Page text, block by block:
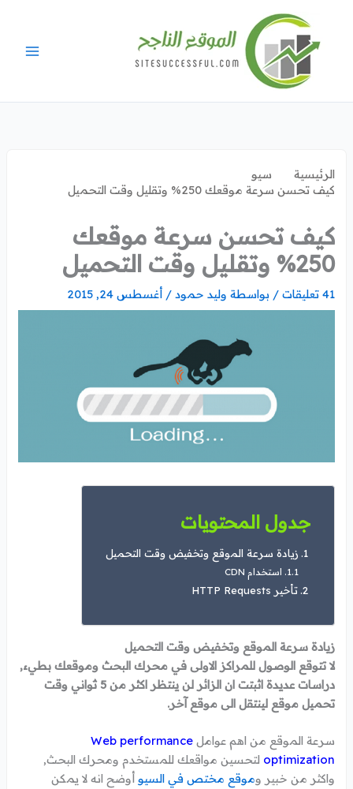
المحتوى
الرئيسية
سيو
كيف تحسن سرعة موقعك 250% وتقليل وقت التحميل
كيف تحسن سرعة موقعك
250% وتقليل وقت التحميل
41 تعليقات / بواسطة وليد حمود/أغسطس 24, 2015
جدول المحتويات
زيادة سرعة الموقع وتخفيض وقت التحميل
استخدام CDN
تأخير HTTP Requests
زيادة سرعة الموقع وتخفيض وقت التحميل
لا تتوقع الوصول للمراكز الاولى في محرك البحث وموقعك بطيء,
دراسات عديدة اثبتت ان الزائر لن ينتظر اكثر من 5 ثواني وقت
تحميل موقع لينتقل الى موقع آخر.
سرعة الموقع من اهم عواملWeb performance
optimization لتحسين مواقعك للمستخدم ومحرك البحث,
واكثر من خبير وموقع مختص في السيو أوضح انه لا يمكن